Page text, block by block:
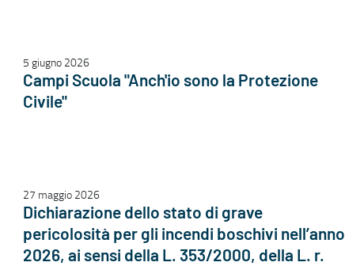
5 giugno 2026
Campi Scuola "Anch'io sono la Protezione
Civile"
27 maggio 2026
Dichiarazione dello stato di grave
pericolosità per gli incendi boschivi nell’anno
2026, ai sensi della L. 353/2000, della L. r.